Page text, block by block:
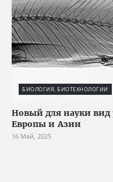
БИОЛОГИЯ, БИОТЕХНОЛОГИИ
Новый для науки вид
Европы и Азии
16 Май, 2025